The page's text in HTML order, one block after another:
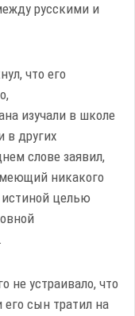
русскими и
что его
изучали в школе
в других
слове заявил,
никакого
целью
не устраивало, что
его сын тратил на